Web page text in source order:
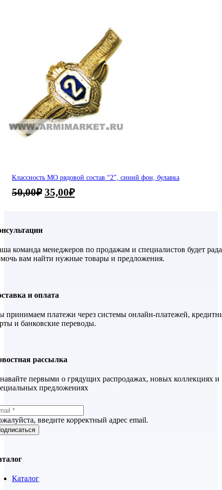
Классность МО рядовой состав “2”, синий фон, булавка
50,00₽ 35,00₽
команда менеджеров по продажам и специалистов будет рада
вам найти нужные товары и предложения.
и оплата
принимаем платежи через системы онлайн-платежей,
и банковские переводы.
рассылка
первыми о грядущих распродажах, новых коллекциях и
предложениях
введите корректный адрес email.
Каталог